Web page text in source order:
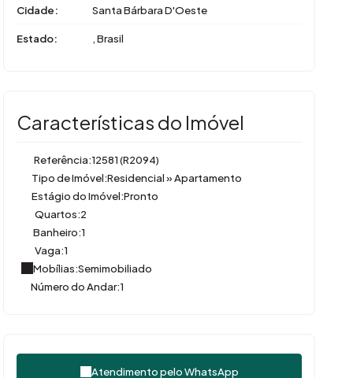
Cidade: Santa Bárbara D'Oeste
Estado: , Brasil
Características do Imóvel
Referência:12581(R2094)
Tipo de Imóvel:Residencial»Apartamento
Estágio do Imóvel:Pronto
Quartos:2
Banheiro:1
Vaga:1
Mobílias:Semimobiliado
Número do Andar:1
Atendimento peloWhatsApp